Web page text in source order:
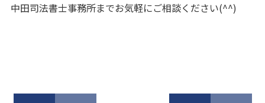
中田司法書士事務所までお気軽にご相談ください(^^)